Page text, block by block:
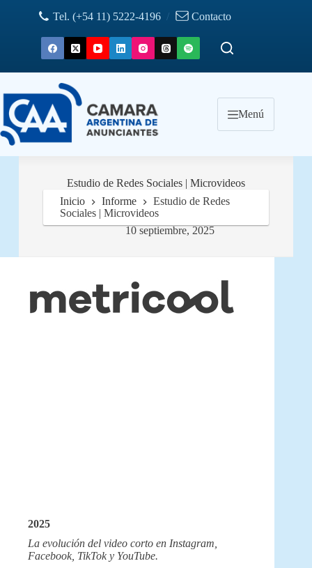
Tel. (+54 11) 5222-4196 / Contacto
Menú
Estudio de Redes Sociales | Microvideos
10 septiembre, 2025
Inicio Informe
Estudio de Redes
Sociales | Microvideos
2025
La evolución del video corto en Instagram,
Facebook, TikTok y YouTube.